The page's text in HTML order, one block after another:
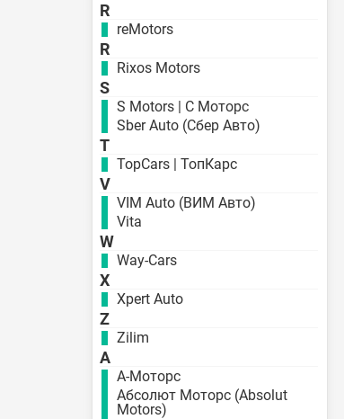
R
reMotors
R
Rixos Motors
S
S Motors | С Моторс
Sber Auto (Сбер Авто)
T
TopCars | ТопКарс
V
VIM Auto (ВИМ Авто)
Vita
W
Way-Cars
X
Xpert Auto
Z
Zilim
А
А-Моторс
Абсолют Моторс (Absolut
Motors)